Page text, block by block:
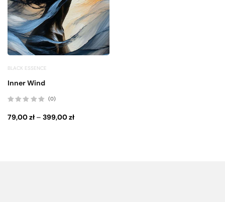
BLACK ESSENCE
Inner Wind
0
na
(0)
79,00zł – 399,00zł